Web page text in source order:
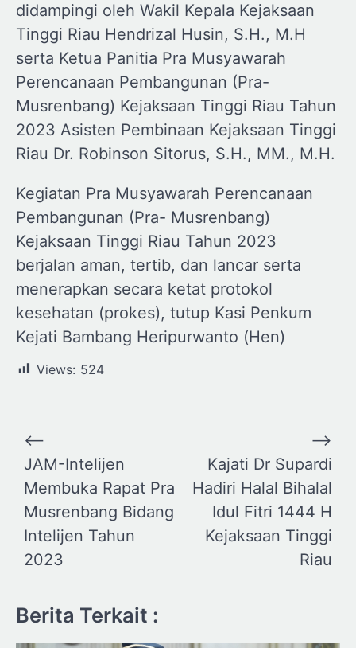
didampingi oleh Wakil Kepala Kejaksaan
Tinggi Riau Hendrizal Husin, S.H., M.H
serta Ketua Panitia Pra Musyawarah
Perencanaan Pembangunan (Pra-
Musrenbang) Kejaksaan Tinggi Riau Tahun
2023 Asisten Pembinaan Kejaksaan Tinggi
Riau Dr. Robinson Sitorus, S.H., MM., M.H.
Kegiatan Pra Musyawarah Perencanaan
Pembangunan (Pra- Musrenbang)
Kejaksaan Tinggi Riau Tahun 2023
berjalan aman, tertib, dan lancar serta
menerapkan secara ketat protokol
kesehatan (prokes), tutup Kasi Penkum
Kejati Bambang Heripurwanto (Hen)
Views: 524
Navigasi
pos
⟵
JAM-Intelijen
Membuka Rapat Pra
Musrenbang Bidang
Intelijen Tahun
2023
Kajati Dr Supardi
Hadiri Halal Bihalal
Idul Fitri 1444 H
Kejaksaan Tinggi
Riau
⟶
Berita Terkait :